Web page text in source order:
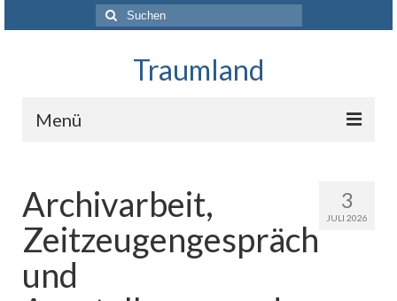
Suchen
nach:
Traumland
Menü
Das Projekt
Über uns
Unterstützer und Förderer
3
JULI 2026
Archivarbeit,
Zeitzeugengespräch
und